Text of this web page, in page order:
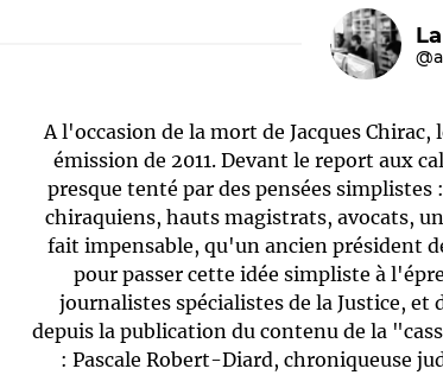
Le médiateur
A l'occasion de la mort de Jacques
émission de 2011. Devant le report aux
presque tenté par des pensées
chiraquiens, hauts magistrats, avocats,
fait impensable, qu'un ancien président
pour passer cette idée simpliste à
journalistes spécialistes de la Justice, et
depuis la publication du contenu de la
: Pascale Robert-Diard, chroniqueuse